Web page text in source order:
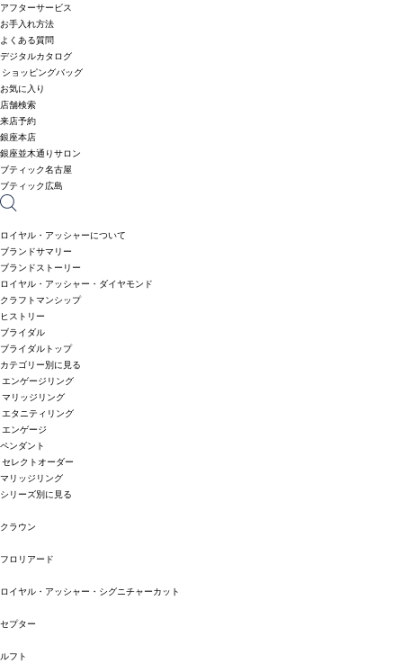
アフターサービス
お手入れ方法
よくある質問
デジタルカタログ
ショッピングバッグ
お気に入り
店舗検索
来店予約
銀座本店
銀座並木通りサロン
ブティック名古屋
ブティック広島
ロイヤル・アッシャーについて
ブランドサマリー
ブランドストーリー
ロイヤル・アッシャー・ダイヤモンド
クラフトマンシップ
ヒストリー
ブライダル
ブライダルトップ
カテゴリー別に見る
エンゲージリング
マリッジリング
エタニティリング
エンゲージ
ペンダント
セレクトオーダー
マリッジリング
シリーズ別に見る
クラウン
フロリアード
ロイヤル・アッシャー・シグニチャーカット
セプター
ルフト